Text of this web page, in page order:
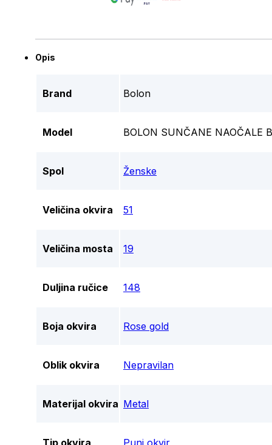
Opis
Brand Bolon
Model BOLON SUNČANE NAOČALE
Spol Ženske
Veličina okvira 51
Veličina mosta 19
Duljina ručice 148
Boja okvira Rose gold
Oblik okvira Nepravilan
Materijal okvira Metal